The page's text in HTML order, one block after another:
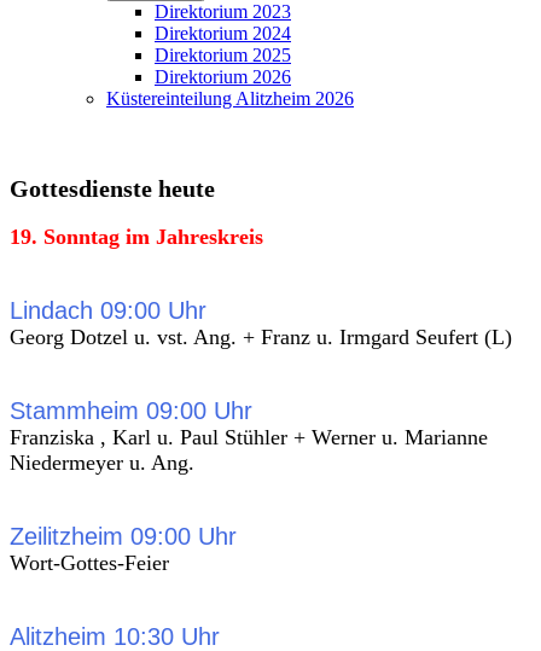
Direktorium 2023
Direktorium 2024
Direktorium 2025
Direktorium 2026
Küstereinteilung Alitzheim 2026
Gottesdienste heute
19. Sonntag im Jahreskreis
Lindach 09:00 Uhr
Georg Dotzel u. vst. Ang. + Franz u. Irmgard Seufert (L)
Stammheim 09:00 Uhr
Franziska , Karl u. Paul Stühler + Werner u. Marianne
Niedermeyer u. Ang.
Zeilitzheim 09:00 Uhr
Wort-Gottes-Feier
Alitzheim 10:30 Uhr